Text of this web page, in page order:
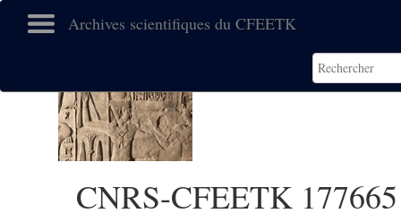
Archives scientifiques du CFEETK
CNRS-CFEETK 177665